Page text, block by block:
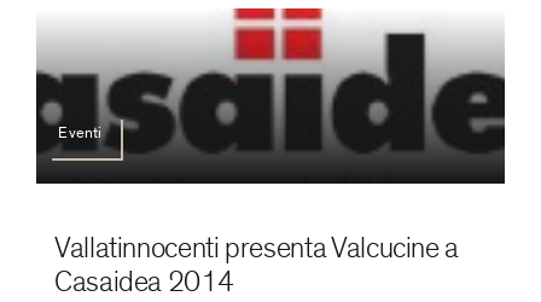
Eventi
Vallatinnocenti presenta Valcucine a
Casaidea 2014